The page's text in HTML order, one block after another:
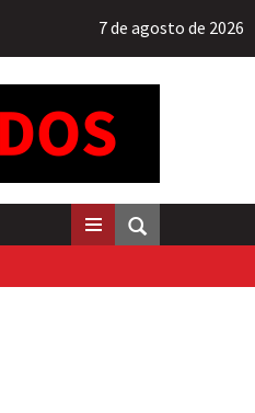
7 de agosto de 2026